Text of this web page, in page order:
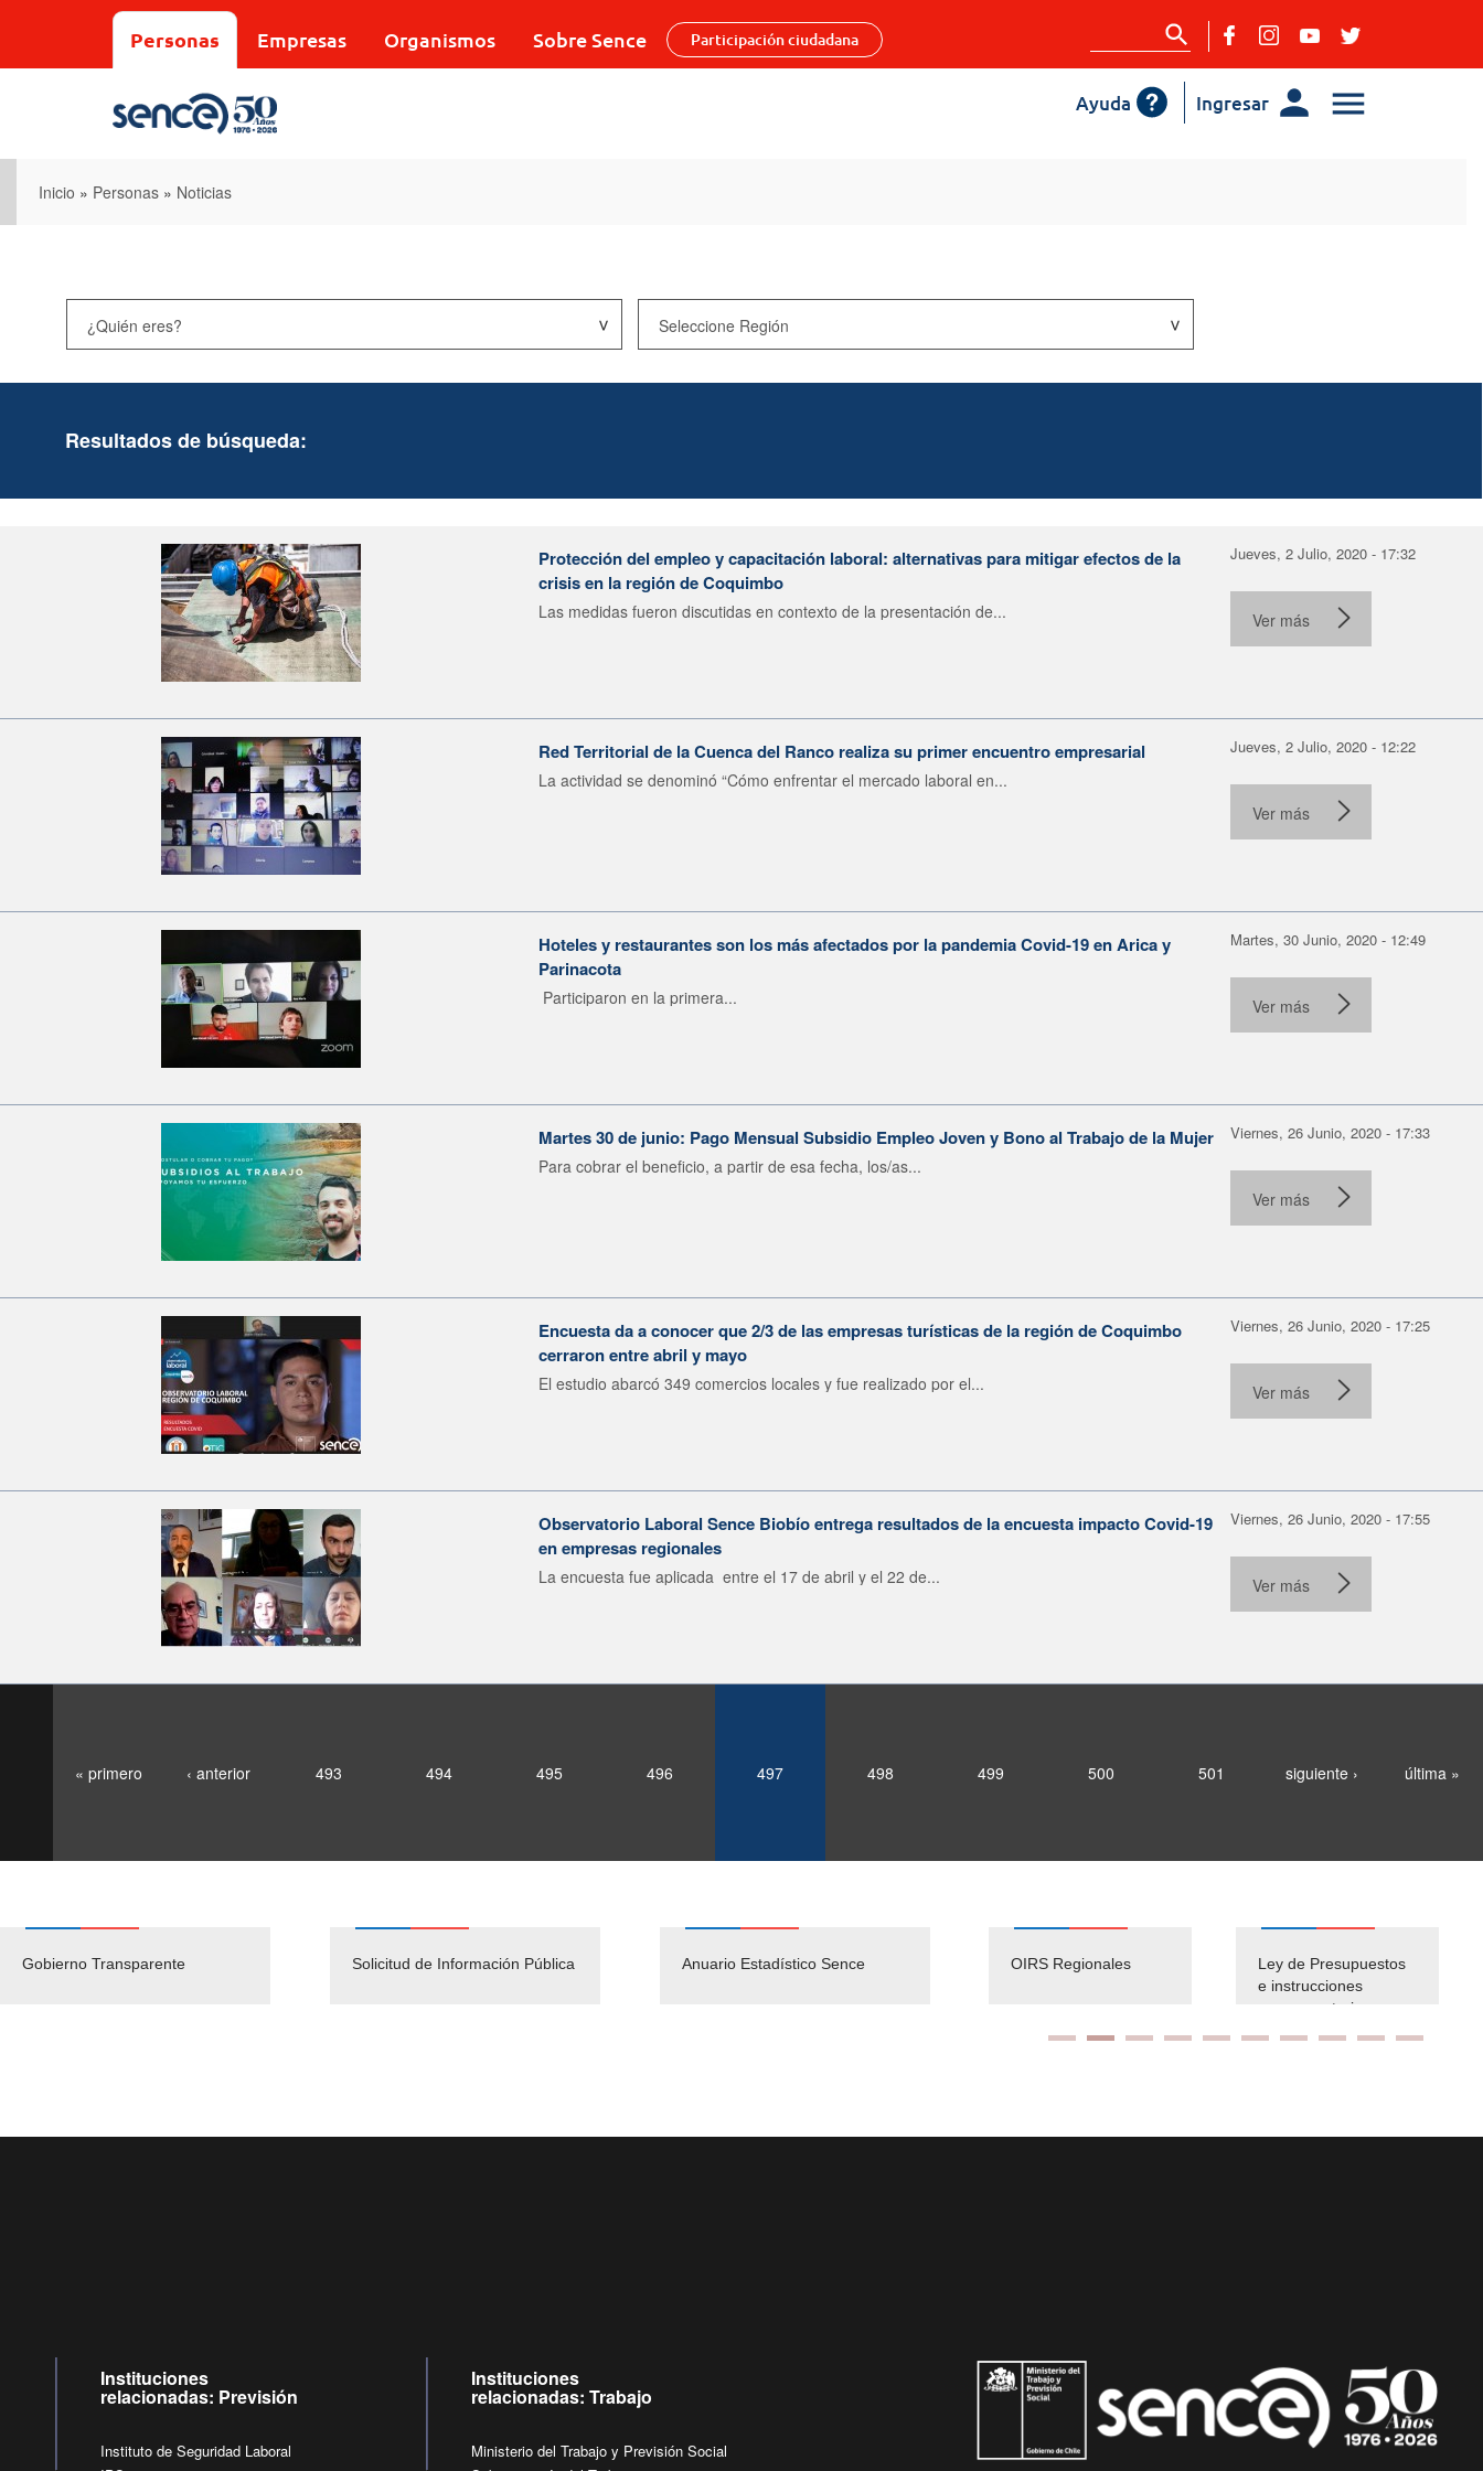
Personas Empresas Organismos Sobre Sence Participación ciudadana
Ingresar
Ayuda
Inicio » Personas » Noticias
Resultados de búsqueda:
Protección del empleo y capacitación laboral: alternativas para mitigar efectos de la
crisis en la región de Coquimbo
Las medidas fueron discutidas en contexto de la presentación de...
Jueves, 2 Julio, 2020 - 17:32
Ver más
Red Territorial de la Cuenca del Ranco realiza su primer encuentro empresarial
La actividad se denominó “Cómo enfrentar el mercado laboral en...
Jueves, 2 Julio, 2020 - 12:22
Ver más
Hoteles y restaurantes son los más afectados por la pandemia Covid-19 en Arica y
Parinacota
Participaron en la primera...
Martes, 30 Junio, 2020 - 12:49
Ver más
Martes 30 de junio: Pago Mensual Subsidio Empleo Joven y Bono al Trabajo de la Mujer
Para cobrar el beneficio, a partir de esa fecha, los/as...
Viernes, 26 Junio, 2020 - 17:33
Ver más
Encuesta da a conocer que 2/3 de las empresas turísticas de la región de Coquimbo
cerraron entre abril y mayo
El estudio abarcó 349 comercios locales y fue realizado por el...
Viernes, 26 Junio, 2020 - 17:25
Ver más
Observatorio Laboral Sence Biobío entrega resultados de la encuesta impacto Covid-19
en empresas regionales
La encuesta fue aplicada entre el 17 de abril y el 22 de...
Viernes, 26 Junio, 2020 - 17:55
Ver más
« primero ‹ anterior 493 494 495 496 497 498 499 500 501 siguiente › última »
Gobierno Transparente Solicitud de Información Pública Anuario Estadístico Sence
Pago Proveedores
Empleos Públicos
Solicitud Audiencias y
OIRS Regionales
Ley de Presupuestos
e instrucciones
presuspuetarias
Instituciones
relacionadas: Previsión
Instituto de Seguridad Laboral
Instituciones
relacionadas: Trabajo
Ministerio del Trabajo y Previsión Social